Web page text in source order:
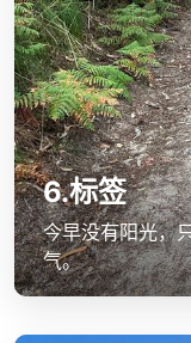
6.标签
今早没有阳光，
气。